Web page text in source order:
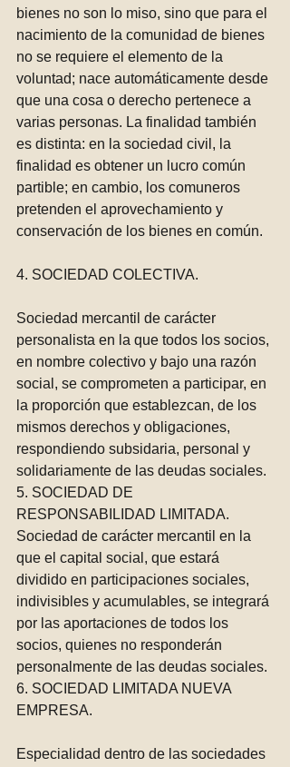
bienes no son lo miso, sino que para el
nacimiento de la comunidad de bienes
no se requiere el elemento de la
voluntad; nace automáticamente desde
que una cosa o derecho pertenece a
varias personas. La finalidad también
es distinta: en la sociedad civil, la
finalidad es obtener un lucro común
partible; en cambio, los comuneros
pretenden el aprovechamiento y
conservación de los bienes en común.
4. SOCIEDAD COLECTIVA.
Sociedad mercantil de carácter
personalista en la que todos los socios,
en nombre colectivo y bajo una razón
social, se comprometen a participar, en
la proporción que establezcan, de los
mismos derechos y obligaciones,
respondiendo subsidaria, personal y
solidariamente de las deudas sociales.
5. SOCIEDAD DE
RESPONSABILIDAD LIMITADA.
Sociedad de carácter mercantil en la
que el capital social, que estará
dividido en participaciones sociales,
indivisibles y acumulables, se integrará
por las aportaciones de todos los
socios, quienes no responderán
personalmente de las deudas sociales.
6. SOCIEDAD LIMITADA NUEVA
EMPRESA.
Especialidad dentro de las sociedades